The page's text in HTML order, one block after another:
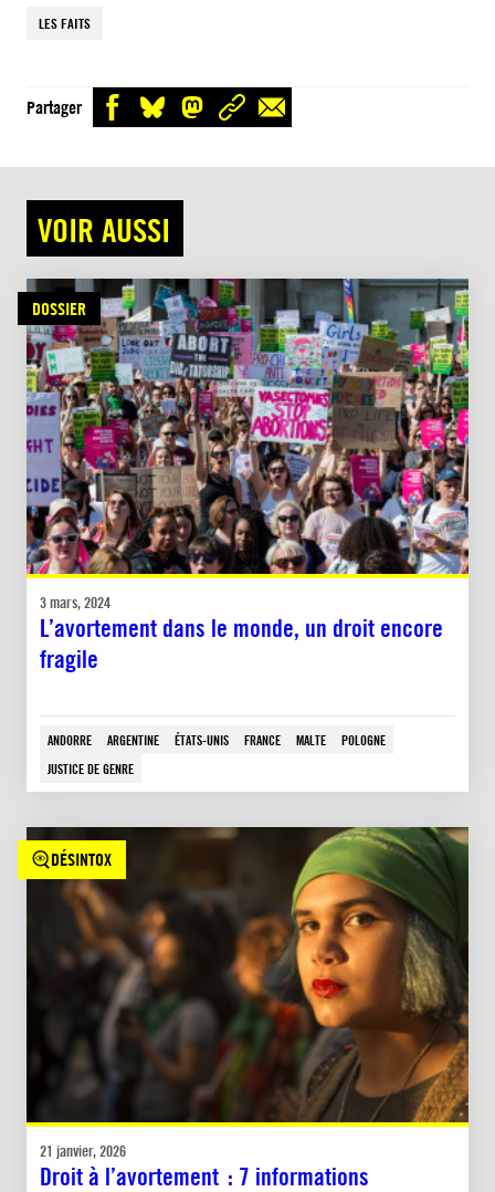
LES FAITS
Partager
VOIR AUSSI
DOSSIER
3 mars, 2024
L’avortement dans le monde, un droit encore
fragile
ANDORRE ARGENTINE ÉTATS-UNIS FRANCE MALTE
POLOGNE
JUSTICE DE GENRE
DÉSINTOX
21 janvier, 2026
Droit à l’avortement : 7 informations